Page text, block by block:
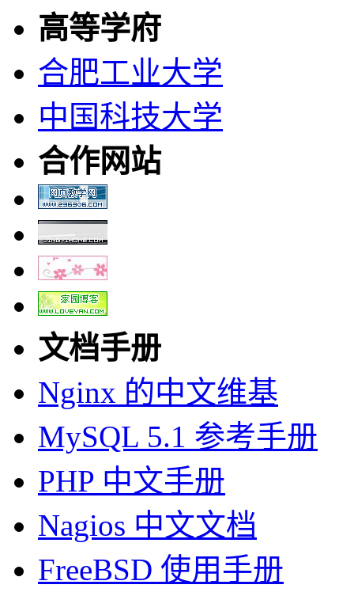
高等学府
合肥工业大学
中国科技大学
合作网站
文档手册
Nginx 的中文维基
MySQL 5.1 参考手册
PHP 中文手册
Nagios 中文文档
FreeBSD 使用手册